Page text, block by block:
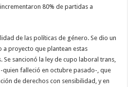
80% de partidas a
de las políticas de género. Se dio un
a proyecto que plantean estas
sancionó la ley de cupo laboral trans,
quien falleció en octubre pasado-, que
de derechos con sensibilidad, y en